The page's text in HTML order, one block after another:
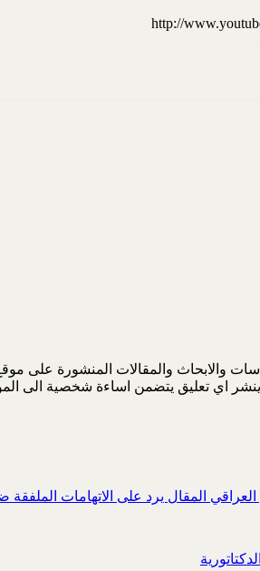
http://
والابحاث والمقالات المنشورة على
اي تعليق يتضمن اساءة شخصية الى
المقال يرد على الاتهامات الملفقة